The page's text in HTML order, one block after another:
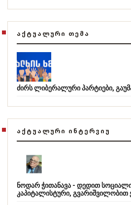
ᲐᲥᲢᲣᲐᲚᲣᲠᲘ ᲗᲔᲛᲐ
ძირს ლიბერალური პარტიები,
ᲐᲥᲢᲣᲐᲚᲣᲠᲘ ᲘᲜᲢᲔᲠᲕᲘᲣ
ნოდარ ჭითანავა - დედით
კაპიტალისტური,